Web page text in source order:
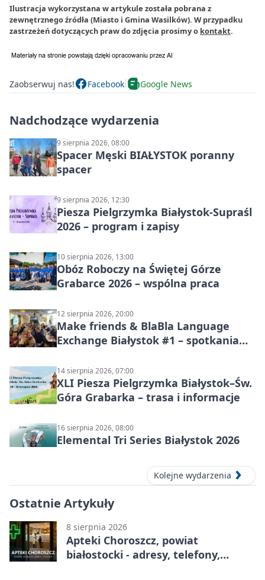
Ilustracja wykorzystana w artykule została pobrana z
zewnętrznego źródła (Miasto i Gmina Wasilków). W przypadku
zastrzeżeń dotyczących praw do zdjęcia prosimy o kontakt.
Zaobserwuj nas! Facebook Google News
Nadchodzące wydarzenia
9 sierpnia 2026, 08:00
Spacer Męski BIAŁYSTOK poranny
spacer
9 sierpnia 2026, 12:30
Piesza Pielgrzymka Białystok-Supraśl
2026 – program i zapisy
10 sierpnia 2026, 13:00
Obóz Roboczy na Świętej Górze
Grabarce 2026 – wspólna praca
12 sierpnia 2026, 20:00
Make friends & BlaBla Language
Exchange Białystok #1 – spotkania
14 sierpnia 2026, 07:00
XLI Piesza Pielgrzymka Białystok–Św.
Góra Grabarka – trasa i informacje
16 sierpnia 2026, 08:00
Elemental Tri Series Białystok 2026
Kolejne wydarzenia
Ostatnie Artykuły
8 sierpnia 2026
Apteki Choroszcz, powiat
białostocki - adresy, telefony,